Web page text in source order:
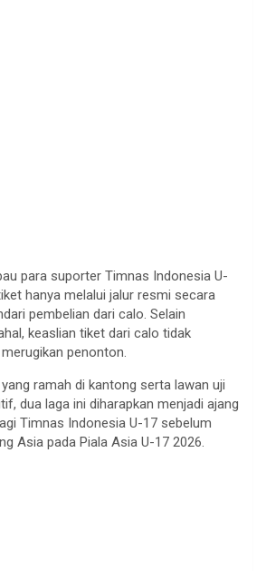
para suporter Timnas Indonesia U-
hanya melalui jalur resmi secara
pembelian dari calo. Selain
keaslian tiket dari calo tidak
penonton.
ramah di kantong serta lawan uji
dua laga ini diharapkan menjadi ajang
Timnas Indonesia U-17 sebelum
Asia pada Piala Asia U-17 2026.